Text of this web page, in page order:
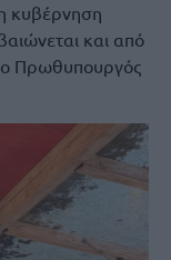
κυβέρνηση
και από
Πρωθυπουργός